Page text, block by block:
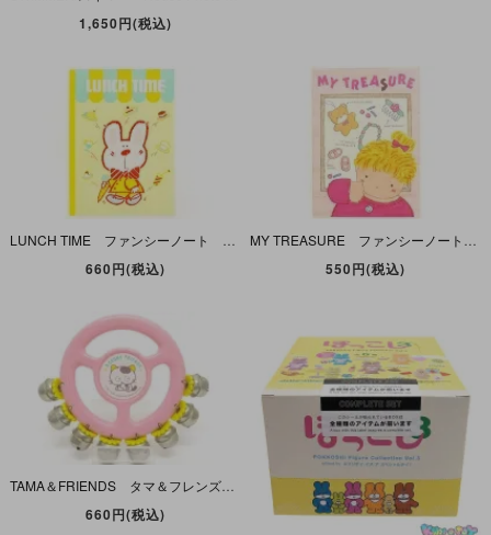
1,650円(税込)
660円(税込) 550円(税込)
TAMA＆FRIENDS タマ＆フレンズ 3丁目のタマ うちのタマ知りませんか? リングベル 鈴 1987年
660円(税込)